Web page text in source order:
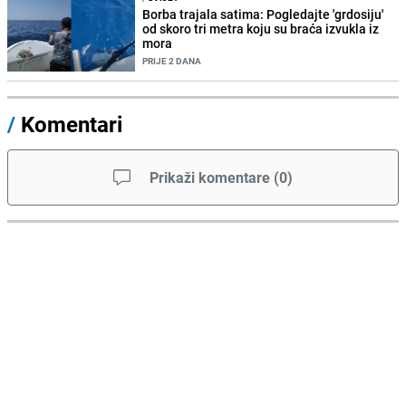
Borba trajala satima: Pogledajte 'grdosiju'
od skoro tri metra koju su braća izvukla iz
mora
PRIJE 2 DANA
/ Komentari
Prikaži komentare (0)